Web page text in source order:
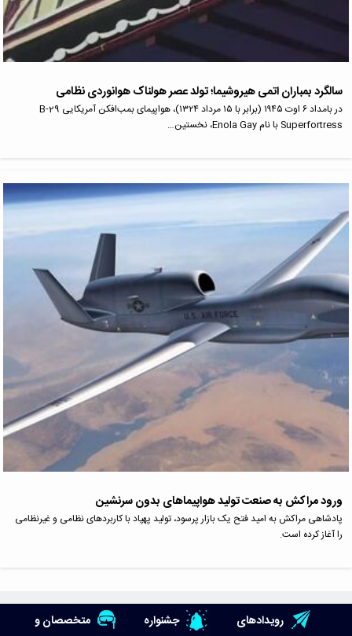
سالگرد بمباران اتمی هیروشیما؛ تولد عصر هولناک هوانوردی نظامی
در بامداد ۶ اوت ۱۹۴۵ (برابر با ۱۵ مرداد ۱۳۲۴)، هواپیمای بمب‌افکن آمریکایی B-29
Superfortress با نام Enola Gay، نخستین…
ورود مراکش به صنعت تولید هواپیماهای بدون سرنشین
پادشاهی مراکش به امید فتح یک بازار پرسود، تولید پهپاد با کاربردهای نظامی و غیرنظامی
را آغاز کرده است.
رویدادهای
جشنواره
متخصصان و